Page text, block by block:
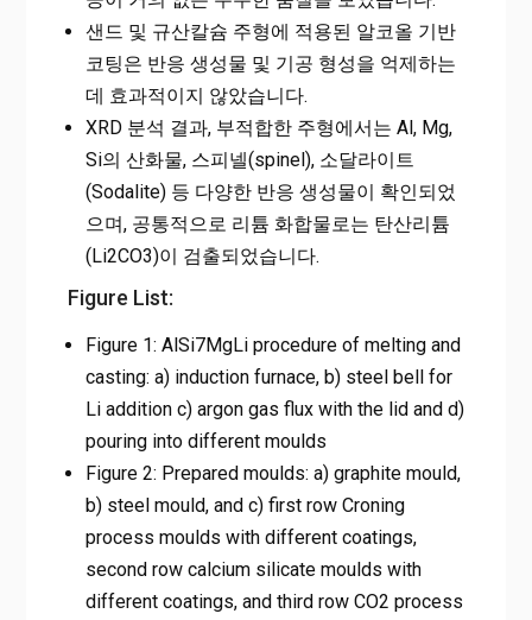
샌드 및 규산칼슘 주형에 적용된 알코올 기반
코팅은 반응 생성물 및 기공 형성을 억제하는
데 효과적이지 않았습니다.
XRD 분석 결과, 부적합한 주형에서는 Al, Mg,
Si의 산화물, 스피넬(spinel), 소달라이트
(Sodalite) 등 다양한 반응 생성물이 확인되었
으며, 공통적으로 리튬 화합물로는 탄산리튬
(Li2CO3)이 검출되었습니다.
Figure List:
Figure 1: AlSi7MgLi procedure of melting and
casting: a) induction furnace, b) steel bell for
Li addition c) argon gas flux with the lid and d)
pouring into different moulds
Figure 2: Prepared moulds: a) graphite mould,
b) steel mould, and c) first row Croning
process moulds with different coatings,
second row calcium silicate moulds with
different coatings, and third row CO2 process